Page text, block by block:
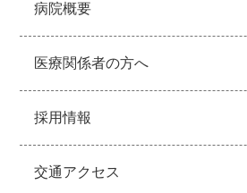
病院概要
医療関係者の方へ
採用情報
交通アクセス